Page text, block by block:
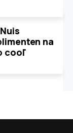
na
cool'